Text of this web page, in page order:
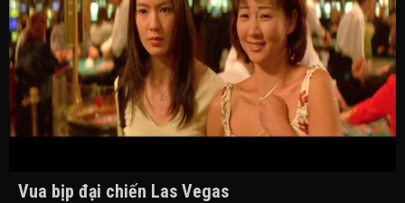
Vua bịp đại chiến Las Vegas